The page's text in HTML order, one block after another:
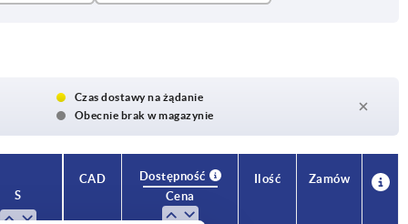
Czas dostawy na żądanie
Obecnie brak w magazynie
S
CAD
Dostępność
Cena
Ilość Zamów